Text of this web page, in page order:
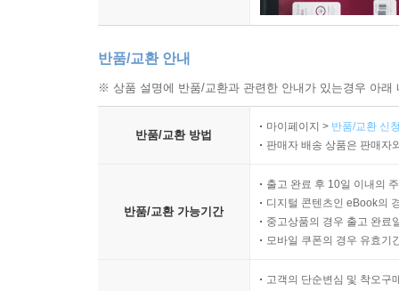
반품/교환 안내
※ 상품 설명에 반품/교환과 관련한 안내가 있는경우 아
반품/교환 방법
마이페이지 > 반품/교환 신
판매자 배송 상품은 판매자
반품/교환 가능기간
출고 완료 후 10일 이내의
디지털 콘텐츠인 eBook의
중고상품의 경우 출고 완료
모바일 쿠폰의 경우 유효기
고객의 단순변심 및 착오구